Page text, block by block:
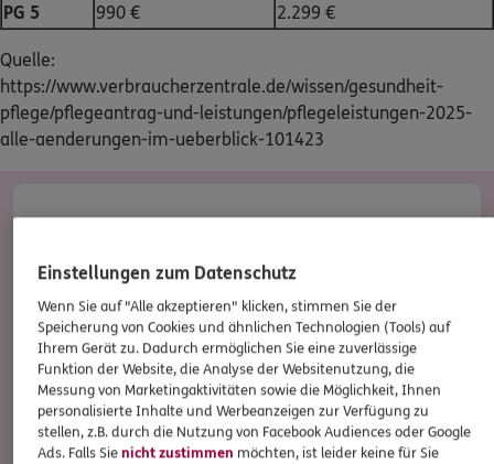
PG 5
990 € 2.299 €
Quelle:
https://www.verbraucherzentrale.de/wissen/gesundheit-
pflege/pflegeantrag-und-leistungen/pflegeleistungen-2025-
alle-aenderungen-im-ueberblick-101423
Das sagen ERGO Kunden
Einstellungen zum Datenschutz
Wenn Sie auf "Alle akzeptieren" klicken, stimmen Sie der
Speicherung von Cookies und ähnlichen Technologien (Tools) auf
Ihrem Gerät zu. Dadurch ermöglichen Sie eine zuverlässige
Funktion der Website, die Analyse der Websitenutzung, die
Messung von Marketingaktivitäten sowie die Möglichkeit, Ihnen
personalisierte Inhalte und Werbeanzeigen zur Verfügung zu
stellen, z.B. durch die Nutzung von Facebook Audiences oder Google
Ads. Falls Sienicht zustimmen möchten, ist leider keine für Sie